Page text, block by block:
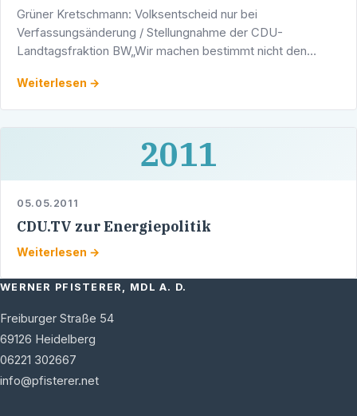
Grüner Kretschmann: Volksentscheid nur bei
Verfassungsänderung / Stellungnahme der CDU-
Landtagsfraktion BW„Wir machen bestimmt nicht den
Erst den Bürgern die …
Weiterlesen →
2011
05.05.2011
CDU.TV zur Energiepolitik
Weiterlesen →
WERNER PFISTERER, MDL A. D.
Freiburger Straße 54
69126 Heidelberg
06221 302667
info@pfisterer.net